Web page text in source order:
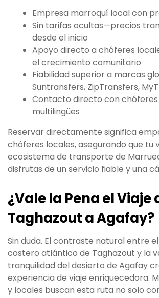
Empresa marroquí local con
Sin tarifas ocultas—precios
desde el inicio
Apoyo directo a chóferes
el crecimiento comunitario
Fiabilidad superior a marcas
Suntransfers, ZipTransfers,
Contacto directo con
multilingües
Reservar directamente significa
chóferes locales, asegurando que tu
ecosistema de transporte de
disfrutas de un servicio fiable y una
¿Vale la Pena el Viaje
Taghazout a Agafay?
Sin duda. El contraste natural entre
costero atlántico de Taghazout y la
tranquilidad del desierto de Agafay
experiencia de viaje enriquecedora.
y locales buscan esta ruta no solo